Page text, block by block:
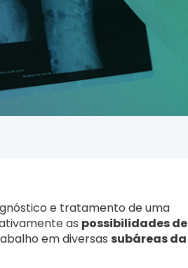
e tratamento de uma
as possibilidades de
em diversas subáreas da